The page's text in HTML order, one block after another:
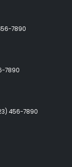
7890
7890
456-7890